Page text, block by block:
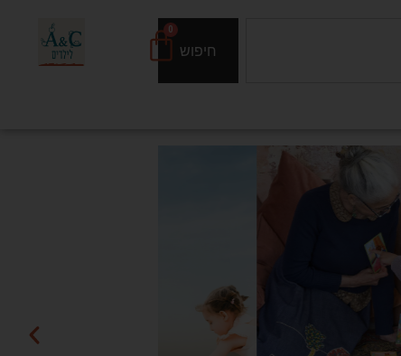
חיפוש
0